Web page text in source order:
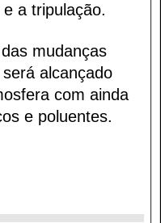
a tripulação.
mudanças
alcançado
com ainda
e poluentes.